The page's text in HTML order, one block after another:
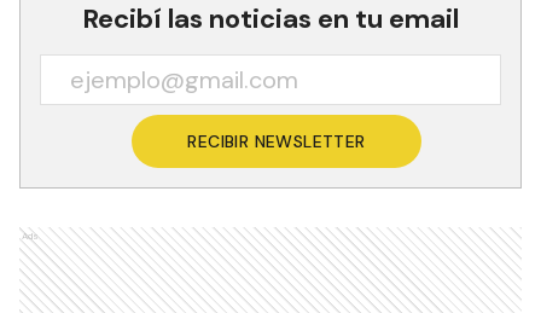
Recibí las noticias en tu email
RECIBIR NEWSLETTER
Ads